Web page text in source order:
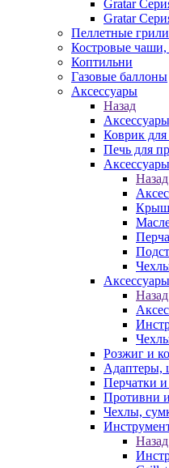
Gratar
Gratar
Пеллетные грили
Костровые чаши,
Коптильни
Газовые баллоны
Аксессуары
Назад
Аксессуары
Коврик для
Печь для
Назад
Назад
Розжиг и
Адаптеры,
Перчатки
Противни
Чехлы,
Назад